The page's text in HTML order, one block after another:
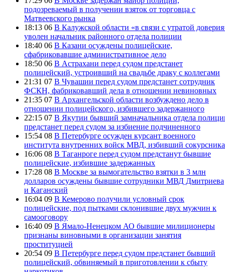
подозреваемый в получении взяток от торговца с
Матвеевского рынка
18:13 06 В Калужской области «в связи с утратой
уволен начальник районного отдела полиции
18:40 06 В Казани осуждены полицейские,
сфабриковавшие административное дело
18:50 06 В Астрахани перед судом предстанет
полицейский, устроивший на свадьбе драку с коллегами
21:31 07 В Чувашии перед судом предстанет сотрудник
ФСКН, фабриковавший дела в отношении невиновных
21:35 07 В Архангельской области возбуждено дело в
отношении полицейского, избившего задержанного
22:15 07 В Якутии бывший замначальника отдела
предстанет перед судом за избиение подчиненного
15:54 08 В Петербурге осужден курсант военного
института внутренних войск МВД, избивший сокурсника
16:06 08 В Таганроге перед судом предстанут бывшие
полицейские, избившие задержанных
17:28 08 В Москве за вымогательство взятки в 3 млн
долларов осуждены бывшие сотрудники МВД Дмитриева
и Каганский
16:04 09 В Кемерово получили условный срок
полицейские, под пытками склонившие двух мужчин к
самооговору
16:40 09 В Ямало-Ненецком АО бывшие милиционеры
признаны виновными в организации занятия
проституцией
20:54 09 В Петербурге перед судом предстанет бывший
полицейский, обвиняемый в приготовлении к сбыту